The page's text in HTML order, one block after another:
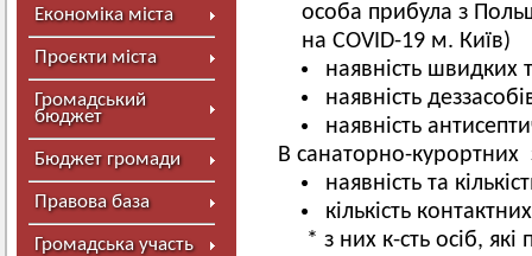
Економіка міста
Проєкти міста
Громадський
бюджет
Бюджет громади
Правова база
Громадська участь
особа прибула з
на COVID-19 м. Київ)
наявність швидких
наявність
наявність
В санаторно-курортних
наявність та
кількість
* з них к-сть осіб,